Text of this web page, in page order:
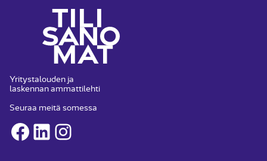
Yritystalouden ja
laskennan ammattilehti
Seuraa meitä somessa
Facebook
LinkedInInstagram